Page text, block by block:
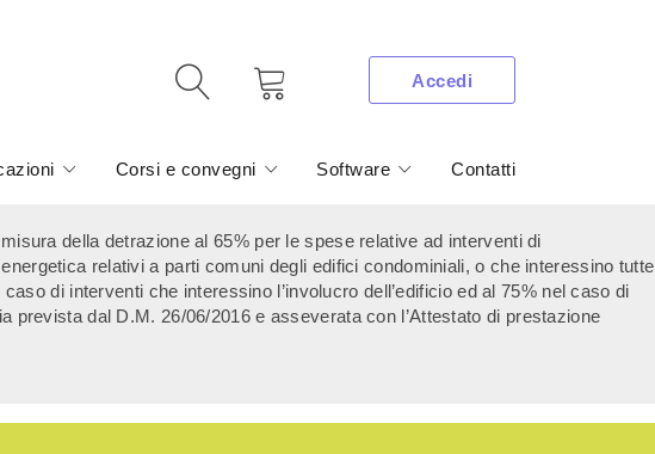
Accedi
Corsi e convegni Software Contatti
della detrazione al 65% per le spese relative ad interventi di
relativi a parti comuni degli edifici condominiali, o che interessino tutte
di interventi che interessino l’involucro dell’edificio ed al 75% nel caso di
dal D.M. 26/06/2016 e asseverata con l’Attestato di prestazione